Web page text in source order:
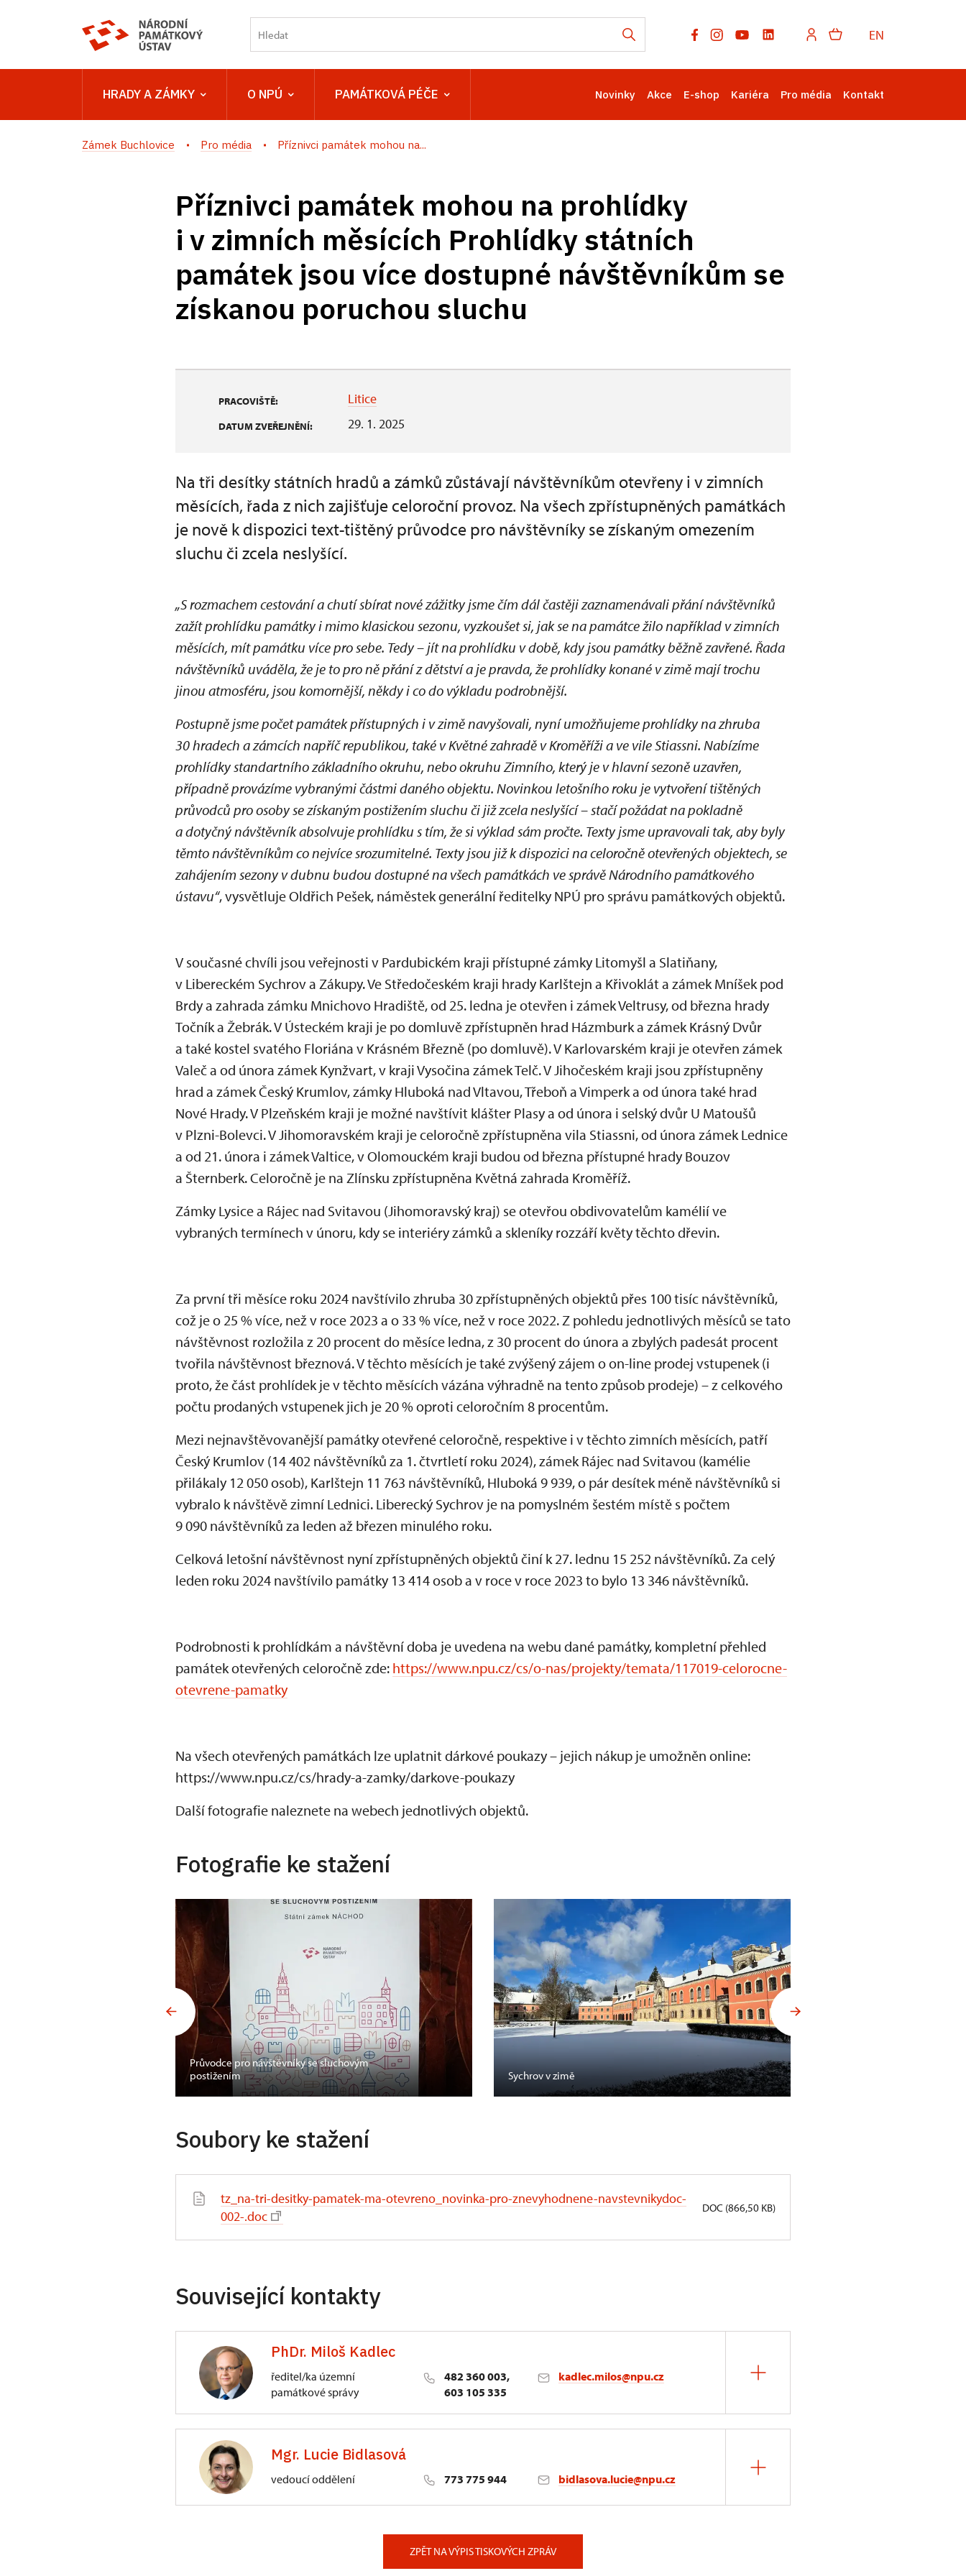
EN
HRADY A ZÁMKY O NPÚ PAMÁTKOVÁ PÉČE Novinky Akce E-shop Kariéra Pro média Kontakt
Zámek Buchlovice Pro média Příznivci památek mohou na...
Příznivci památek mohou na prohlídky
i v zimních měsících Prohlídky státních
památek jsou více dostupné návštěvníkům se
získanou poruchou sluchu
PRACOVIŠTĚ: Litice
DATUM ZVEŘEJNĚNÍ: 29. 1. 2025
Na tři desítky státních hradů a zámků zůstávají návštěvníkům otevřeny i v zimních
měsících, řada z nich zajišťuje celoroční provoz. Na všech zpřístupněných památkách
je nově k dispozici text-tištěný průvodce pro návštěvníky se získaným omezením
sluchu či zcela neslyšící.
„S rozmachem cestování a chutí sbírat nové zážitky jsme čím dál častěji zaznamenávali přání návštěvníků
zažít prohlídku památky i mimo klasickou sezonu, vyzkoušet si, jak se na památce žilo například v zimních
měsících, mít památku více pro sebe. Tedy – jít na prohlídku v době, kdy jsou památky běžně zavřené. Řada
návštěvníků uváděla, že je to pro ně přání z dětství a je pravda, že prohlídky konané v zimě mají trochu
jinou atmosféru, jsou komornější, někdy i co do výkladu podrobnější.
Postupně jsme počet památek přístupných i v zimě navyšovali, nyní umožňujeme prohlídky na zhruba
30 hradech a zámcích napříč republikou, také v Květné zahradě v Kroměříži a ve vile Stiassni. Nabízíme
prohlídky standartního základního okruhu, nebo okruhu Zimního, který je v hlavní sezoně uzavřen,
případně provázíme vybranými částmi daného objektu. Novinkou letošního roku je vytvoření tištěných
průvodců pro osoby se získaným postižením sluchu či již zcela neslyšící – stačí požádat na pokladně
a dotyčný návštěvník absolvuje prohlídku s tím, že si výklad sám pročte. Texty jsme upravovali tak, aby byly
těmto návštěvníkům co nejvíce srozumitelné. Texty jsou již k dispozici na celoročně otevřených objektech, se
zahájením sezony v dubnu budou dostupné na všech památkách ve správě Národního památkového
ústavu“, vysvětluje Oldřich Pešek, náměstek generální ředitelky NPÚ pro správu památkových objektů.
V současné chvíli jsou veřejnosti v Pardubickém kraji přístupné zámky Litomyšl a Slatiňany,
v Libereckém Sychrov a Zákupy. Ve Středočeském kraji hrady Karlštejn a Křivoklát a zámek Mníšek pod
Brdy a zahrada zámku Mnichovo Hradiště, od 25. ledna je otevřen i zámek Veltrusy, od března hrady
Točník a Žebrák. V Ústeckém kraji je po domluvě zpřístupněn hrad Házmburk a zámek Krásný Dvůr
a také kostel svatého Floriána v Krásném Březně (po domluvě). V Karlovarském kraji je otevřen zámek
Valeč a od února zámek Kynžvart, v kraji Vysočina zámek Telč. V Jihočeském kraji jsou zpřístupněny
hrad a zámek Český Krumlov, zámky Hluboká nad Vltavou, Třeboň a Vimperk a od února také hrad
Nové Hrady. V Plzeňském kraji je možné navštívit klášter Plasy a od února i selský dvůr U Matoušů
v Plzni-Bolevci. V Jihomoravském kraji je celoročně zpřístupněna vila Stiassni, od února zámek Lednice
a od 21. února i zámek Valtice, v Olomouckém kraji budou od března přístupné hrady Bouzov
a Šternberk. Celoročně je na Zlínsku zpřístupněna Květná zahrada Kroměříž.
Zámky Lysice a Rájec nad Svitavou (Jihomoravský kraj) se otevřou obdivovatelům kamélií ve
vybraných termínech v únoru, kdy se interiéry zámků a skleníky rozzáří květy těchto dřevin.
Za první tři měsíce roku 2024 navštívilo zhruba 30 zpřístupněných objektů přes 100 tisíc návštěvníků,
což je o 25 % více, než v roce 2023 a o 33 % více, než v roce 2022. Z pohledu jednotlivých měsíců se tato
návštěvnost rozložila z 20 procent do měsíce ledna, z 30 procent do února a zbylých padesát procent
tvořila návštěvnost březnová. V těchto měsících je také zvýšený zájem o on-line prodej vstupenek (i
proto, že část prohlídek je v těchto měsících vázána výhradně na tento způsob prodeje) – z celkového
počtu prodaných vstupenek jich je 20 % oproti celoročním 8 procentům.
Mezi nejnavštěvovanější památky otevřené celoročně, respektive i v těchto zimních měsících, patří
Český Krumlov (14 402 návštěvníků za 1. čtvrtletí roku 2024), zámek Rájec nad Svitavou (kamélie
přilákaly 12 050 osob), Karlštejn 11 763 návštěvníků, Hluboká 9 939, o pár desítek méně návštěvníků si
vybralo k návštěvě zimní Lednici. Liberecký Sychrov je na pomyslném šestém místě s počtem
9 090 návštěvníků za leden až březen minulého roku.
Celková letošní návštěvnost nyní zpřístupněných objektů činí k 27. lednu 15 252 návštěvníků. Za celý
leden roku 2024 navštívilo památky 13 414 osob a v roce v roce 2023 to bylo 13 346 návštěvníků.
Podrobnosti k prohlídkám a návštěvní doba je uvedena na webu dané památky, kompletní přehled
památek otevřených celoročně zde: https://www.npu.cz/cs/o-nas/projekty/temata/117019-celorocne-
otevrene-pamatky
Na všech otevřených památkách lze uplatnit dárkové poukazy – jejich nákup je umožněn online:
https://www.npu.cz/cs/hrady-a-zamky/darkove-poukazy
Další fotografie naleznete na webech jednotlivých objektů.
Fotografie ke stažení
Průvodce pro návštěvníky se sluchovým
postižením
Sychrov v zimě
Soubory ke stažení
tz_na-tri-desitky-pamatek-ma-otevreno_novinka-pro-znevyhodnene-navstevnikydoc-
002-.doc
DOC (866,50 KB)
Související kontakty
PhDr. Miloš Kadlec
ředitel/ka územní
památkové správy
482 360 003,
603 105 335
kadlec.milos@npu.cz
3/, Sychrov 3Mgr. Lucie Bidlasová
vedoucí oddělení 773 775 944 bidlasova.lucie@npu.cz
ZPĚT NA VÝPIS TISKOVÝCH ZPRÁV